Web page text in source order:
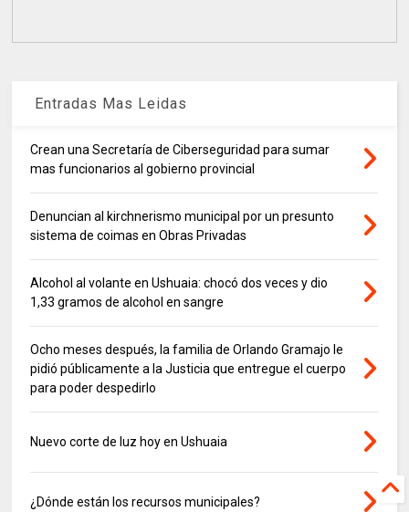
Entradas Mas Leidas
Crean una Secretaría de Ciberseguridad para sumar
mas funcionarios al gobierno provincial
Denuncian al kirchnerismo municipal por un presunto
sistema de coimas en Obras Privadas
Alcohol al volante en Ushuaia: chocó dos veces y dio
1,33 gramos de alcohol en sangre
Ocho meses después, la familia de Orlando Gramajo le
pidió públicamente a la Justicia que entregue el cuerpo
para poder despedirlo
Nuevo corte de luz hoy en Ushuaia
¿Dónde están los recursos municipales?